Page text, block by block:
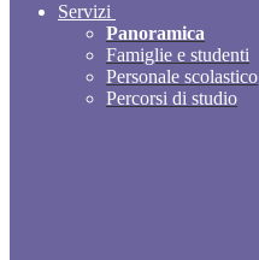
Servizi
Panoramica
Famiglie e studenti
Personale scolastico
Percorsi di studio